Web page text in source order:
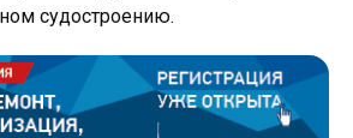
судостроению.